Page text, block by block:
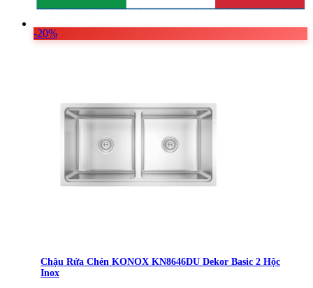
-20%
Chậu Rửa Chén KONOX KN8646DU Dekor Basic 2 Hộc
Inox